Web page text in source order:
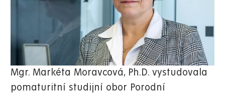
Mgr. Markéta Moravcová, Ph.D. vystudovala
pomaturitní studijní obor Porodní